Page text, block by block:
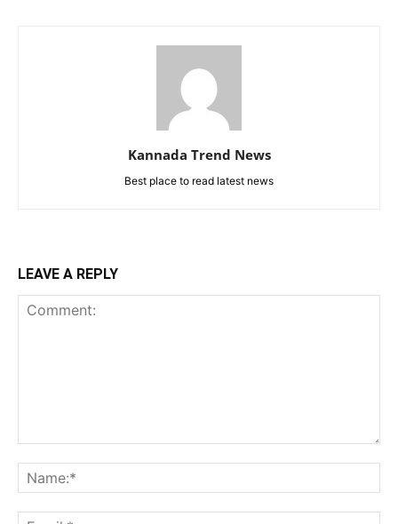
Kannada Trend News
Best place to read latest news
LEAVE A REPLY